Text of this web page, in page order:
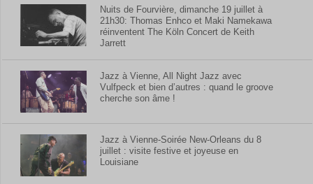
Nuits de Fourvière, dimanche 19 juillet à
21h30: Thomas Enhco et Maki Namekawa
réinventent The Köln Concert de Keith
Jarrett
Jazz à Vienne, All Night Jazz avec
Vulfpeck et bien d’autres : quand le groove
cherche son âme !
Jazz à Vienne-Soirée New-Orleans du 8
juillet : visite festive et joyeuse en
Louisiane